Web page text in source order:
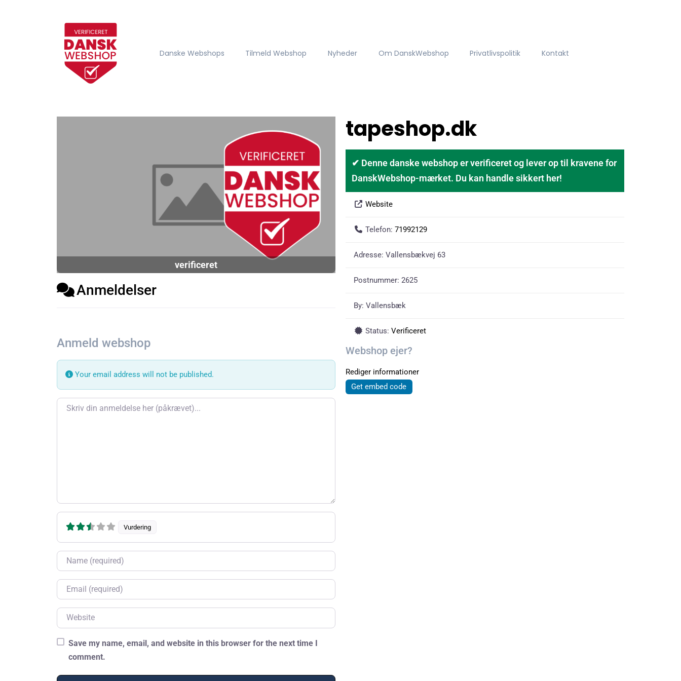
Danske Webshops Tilmeld Webshop Nyheder Om DanskWebshop Privatlivspolitik Kontakt
verificeret
Anmeldelser
Anmeld webshop
Your email address will not be published.
Review text
Vurdering
Name
Email
Website
Save my name, email, and website in this browser for the next time I
comment.
tapeshop.dk
✔ Denne danske webshop er verificeret og lever op til kravene for
DanskWebshop-mærket. Du kan handle sikkert her!
Website
Telefon: 71992129
Adresse: Vallensbækvej 63
Postnummer: 2625
By: Vallensbæk
Status: Verificeret
Webshop ejer?
Rediger informationer
Get embed code